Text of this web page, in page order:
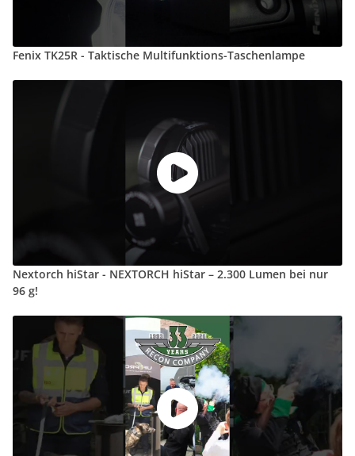
Fenix TK25R - Taktische Multifunktions-Taschenlampe
Nextorch hiStar - NEXTORCH hiStar – 2.300 Lumen bei nur
96 g!